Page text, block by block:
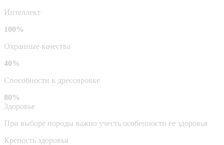
Интеллект
100%
Охранные качества
40%
Способности к дрессировке
80%
Здоровье
При выборе породы важно учесть особенности ее здоровья
Крепость здоровья